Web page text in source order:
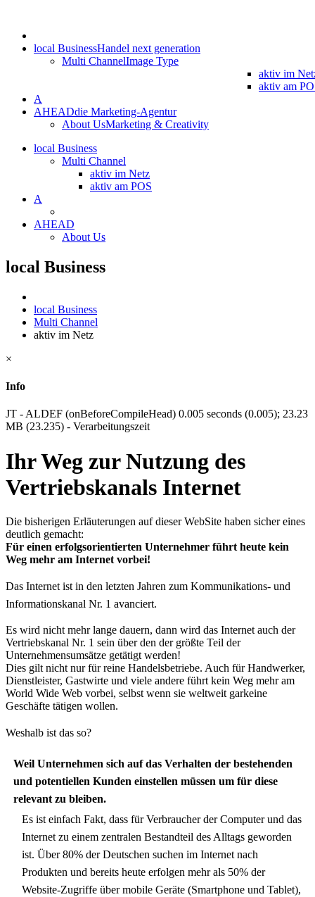
local BusinessHandel next generation
Multi ChannelImage Type
aktiv im
aktiv am
A
AHEADdie Marketing-Agentur
About UsMarketing & Creativity
local Business
Multi Channel
aktiv im Netz
aktiv am POS
A
AHEAD
About Us
local Business
local Business
Multi Channel
aktiv im Netz
×
Info
JT - ALDEF (onBeforeCompileHead) 0.005 seconds (0.005); 23.23
MB (23.235) - Verarbeitungszeit
Ihr Weg zur Nutzung des
Vertriebskanals Internet
Die bisherigen Erläuterungen auf dieser WebSite haben sicher eines
deutlich gemacht:
Für einen erfolgsorientierten Unternehmer führt heute kein
Weg mehr am Internet vorbei!
Das Internet ist in den letzten Jahren zum Kommunikations- und
Informationskanal Nr. 1 avanciert.
Es wird nicht mehr lange dauern, dann wird das Internet auch der
Vertriebskanal Nr. 1 sein über den der größte Teil der
Unternehmensumsätze getätigt werden!
Dies gilt nicht nur für reine Handelsbetriebe. Auch für Handwerker,
Dienstleister, Gastwirte und viele andere führt kein Weg mehr am
World Wide Web vorbei, selbst wenn sie weltweit garkeine
Geschäfte tätigen wollen.
Weshalb ist das so?
Weil Unternehmen sich auf das Verhalten der bestehenden
und potentiellen Kunden einstellen müssen um für diese
relevant zu bleiben.
Es ist einfach Fakt, dass für Verbraucher der Computer und das
Internet zu einem zentralen Bestandteil des Alltags geworden
ist. Über 80% der Deutschen suchen im Internet nach
Produkten und bereits heute erfolgen mehr als 50% der
Website-Zugriffe über mobile Geräte (Smartphone und Tablet),